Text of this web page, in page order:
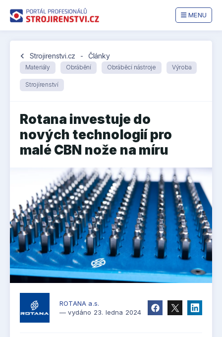
MENU
chevron_left Strojirenstvi.cz - Články
Materiály Obrábění Obráběcí nástroje Výroba
Strojírenství
Rotana investuje do
nových technologií pro
malé CBN nože na míru
ROTANA a.s.
— vydáno 23. ledna 2024